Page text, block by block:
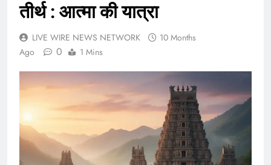
तीर्थ : आत्मा की यात्रा
LIVE WIRE NEWS NETWORK
10 Months
Ago
0 1 Mins